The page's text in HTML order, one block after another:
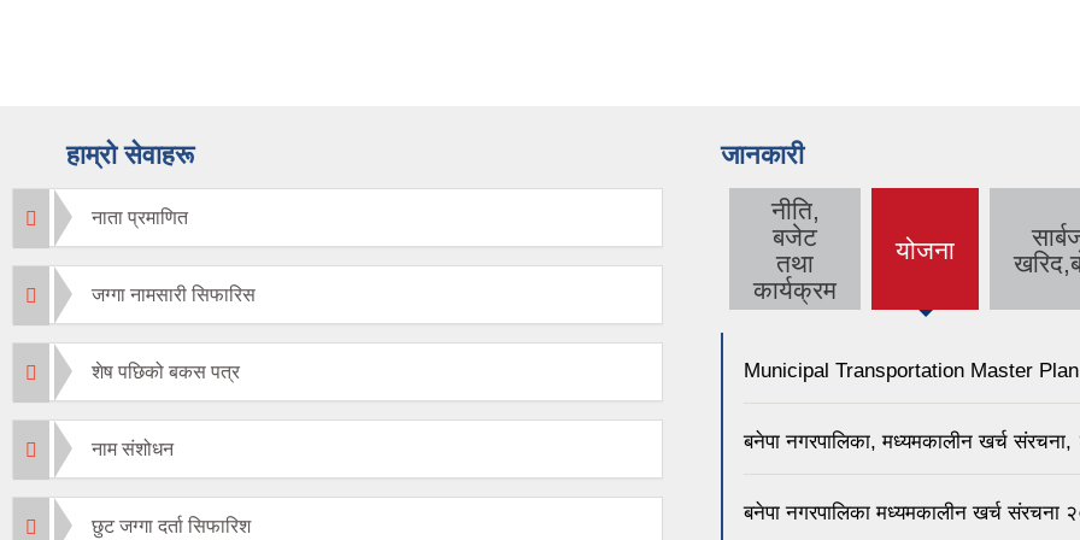
हाम्रो सेवाहरू
नाता प्रमाणित
जग्गा नामसारी सिफारिस
शेष पछिको बकस पत्र
नाम संशोधन
छुट जग्गा दर्ता सिफारिश
जानकारी
नीति,
बजेट
तथा
कार्यक्रम
योजना
(active
Municipal Transportation Master
बनेपा नगरपालिका, मध्यमकालीन खर्च
बनेपा नगरपालिका मध्यमकालीन खर्च संरचना